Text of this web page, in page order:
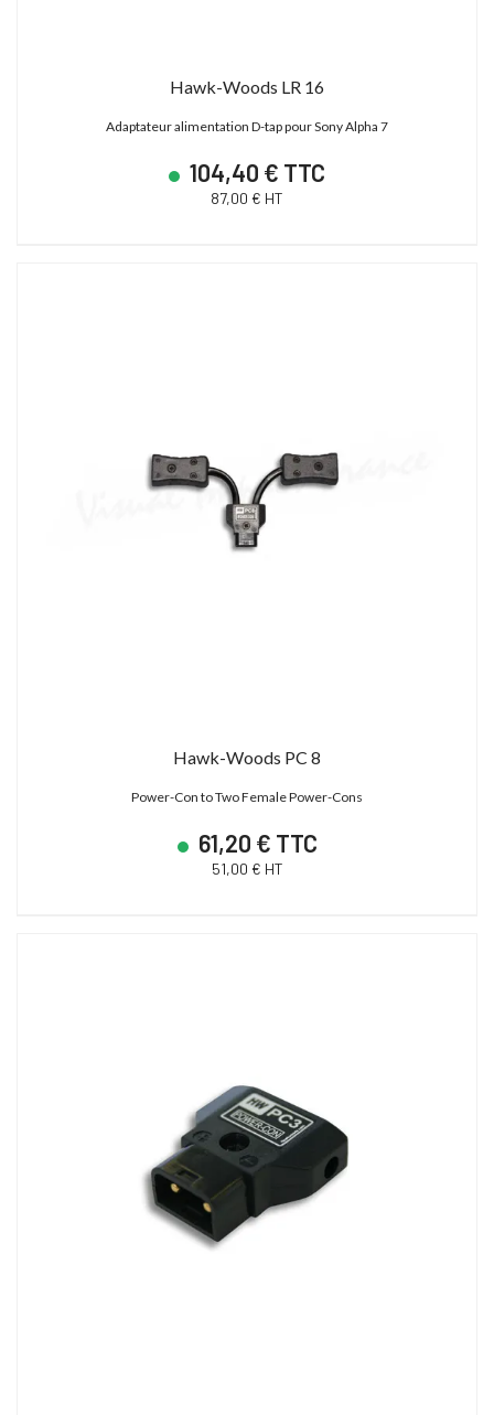
Hawk-Woods LR 16
Adaptateur alimentation D-tap pour Sony Alpha 7
104,40 € TTC
87,00 € HT
Hawk-Woods PC 8
Power-Con to Two Female Power-Cons
61,20 € TTC
51,00 € HT